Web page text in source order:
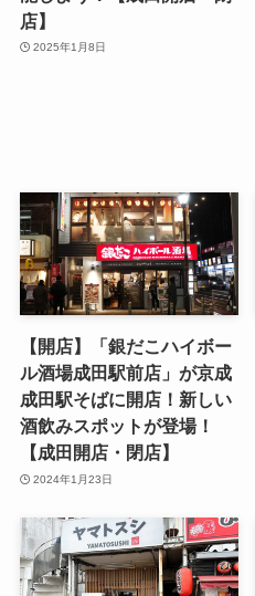
店】
2025年1月8日
【開店】「銀だこハイボー
ル酒場成田駅前店」が京成
成田駅そばに開店！新しい
酒飲みスポットが登場！
【成田開店・閉店】
2024年1月23日